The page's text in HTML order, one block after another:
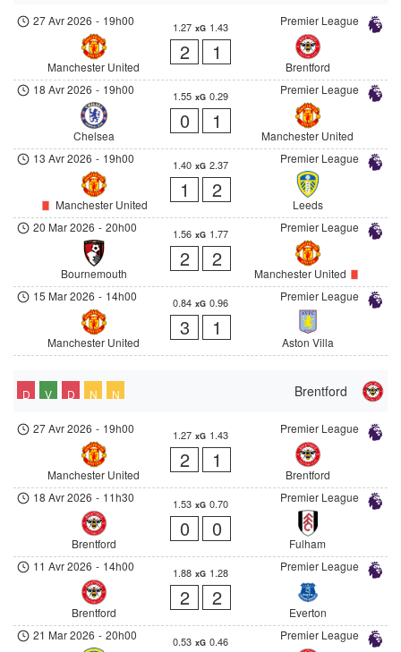
Premier League
27 Avr 2026 - 19h00
Manchester United
1.27 xG 1.43
2 1
Brentford
Premier League
18 Avr 2026 - 19h00
Chelsea
1.55 xG 0.29
0 1
Manchester United
Premier League
13 Avr 2026 - 19h00
Manchester United
1.40 xG 2.37
1 2
Leeds
Premier League
20 Mar 2026 - 20h00
Bournemouth
1.56 xG 1.77
2 2
Manchester United
Premier League
15 Mar 2026 - 14h00
Manchester United
0.84 xG 0.96
3 1
Aston Villa
Brentford
D V D N N
Premier League
27 Avr 2026 - 19h00
Manchester United
1.27 xG 1.43
2 1
Brentford
Premier League
18 Avr 2026 - 11h30
Brentford
1.53 xG 0.70
0 0
Fulham
Premier League
11 Avr 2026 - 14h00
Brentford
1.88 xG 1.28
2 2
Everton
Premier League
21 Mar 2026 - 20h00 0.53 xG 0.46